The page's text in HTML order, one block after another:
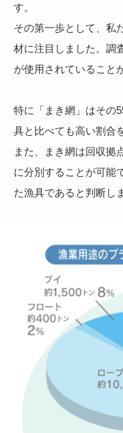
す。
その第一歩として、私
材に注目しました。調
が使用されていること
特に「まき網」はその
具と比べても高い割合
また、まき網は回収拠
に分別することが可能
た漁具であると判断し